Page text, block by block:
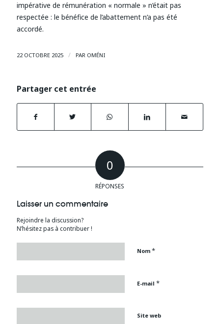
impérative de rémunération « normale » n’était pas
respectée : le bénéfice de l’abattement n’a pas été
accordé.
22 OCTOBRE 2025 / PAR OMÉNI
Partager cet entrée
0
RÉPONSES
Laisser un commentaire
Rejoindre la discussion?
N’hésitez pas à contribuer !
Nom *
E-mail *
Site web